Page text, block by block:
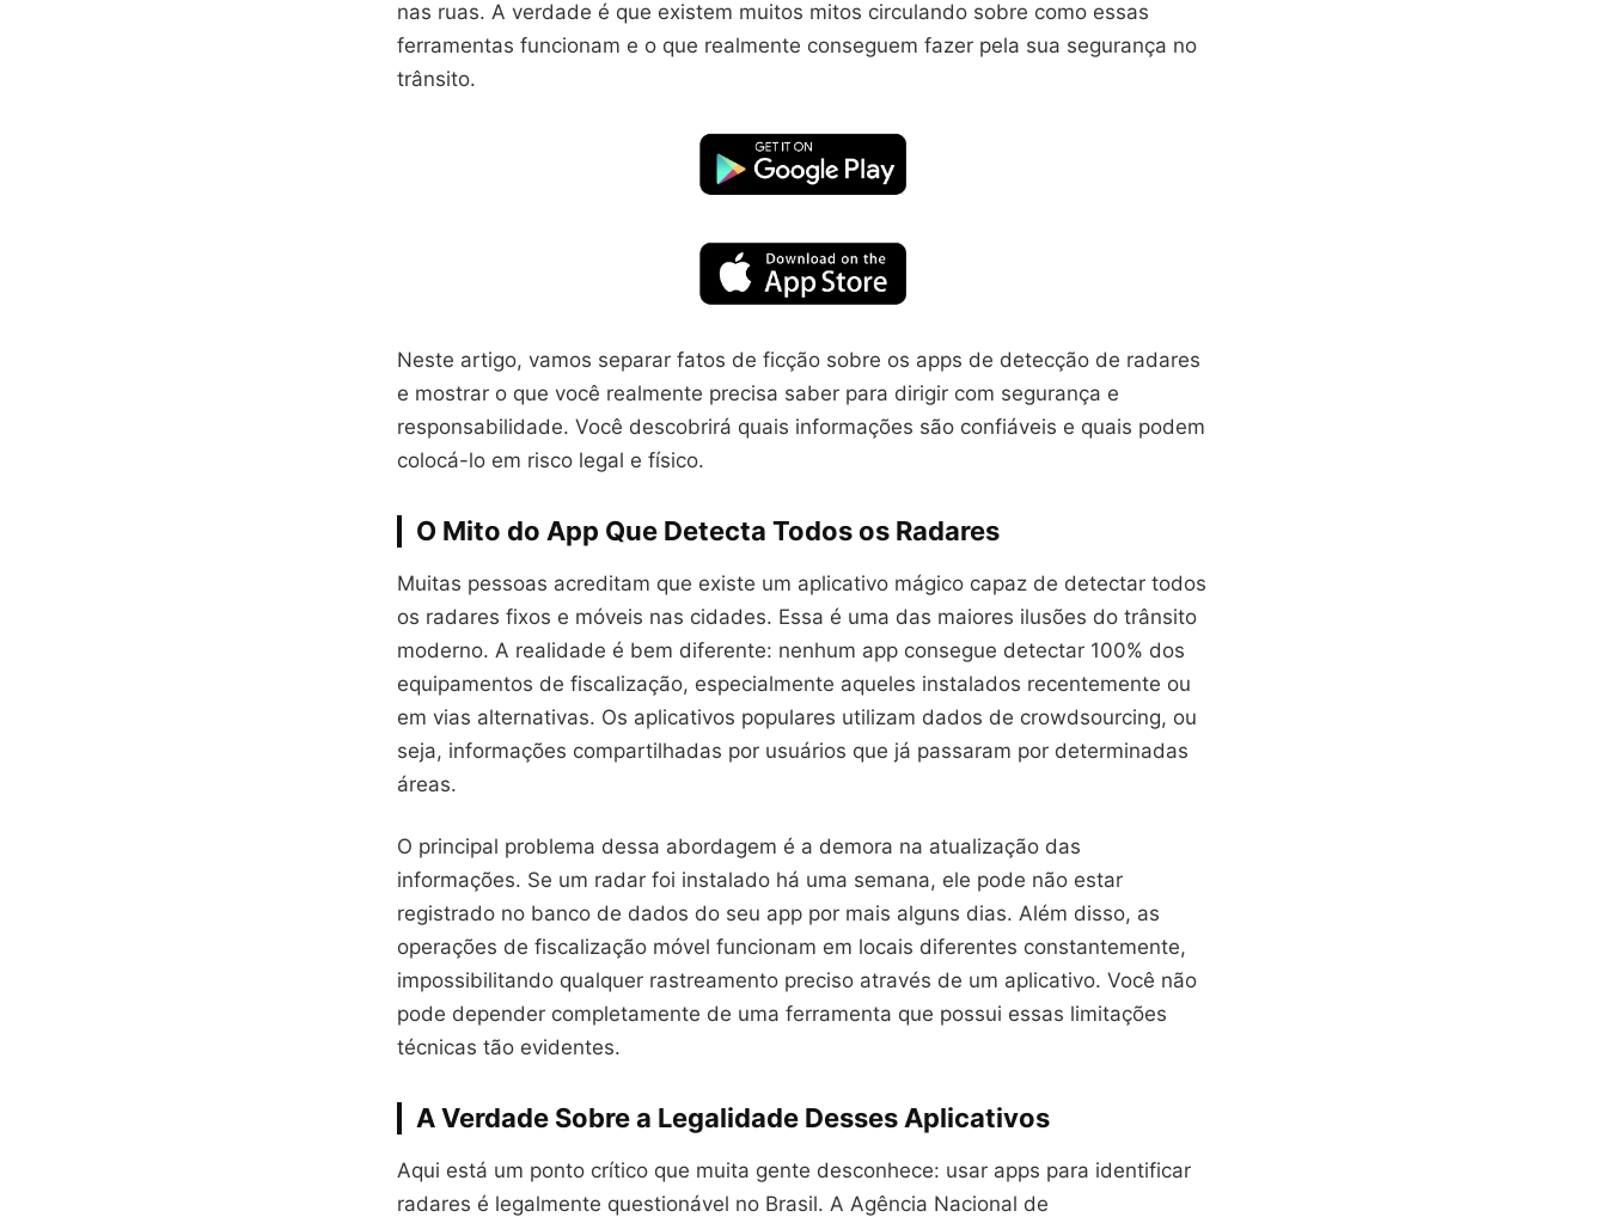
nas ruas. A verdade é que existem muitos mitos circulando sobre como essas
ferramentas funcionam e o que realmente conseguem fazer pela sua segurança no
trânsito.
Neste artigo, vamos separar fatos de ficção sobre os apps de detecção de radares
e mostrar o que você realmente precisa saber para dirigir com segurança e
responsabilidade. Você descobrirá quais informações são confiáveis e quais podem
colocá-lo em risco legal e físico.
O Mito do App Que Detecta Todos os Radares
Muitas pessoas acreditam que existe um aplicativo mágico capaz de detectar todos
os radares fixos e móveis nas cidades. Essa é uma das maiores ilusões do trânsito
moderno. A realidade é bem diferente: nenhum app consegue detectar 100% dos
equipamentos de fiscalização, especialmente aqueles instalados recentemente ou
em vias alternativas. Os aplicativos populares utilizam dados de crowdsourcing, ou
seja, informações compartilhadas por usuários que já passaram por determinadas
áreas.
O principal problema dessa abordagem é a demora na atualização das
informações. Se um radar foi instalado há uma semana, ele pode não estar
registrado no banco de dados do seu app por mais alguns dias. Além disso, as
operações de fiscalização móvel funcionam em locais diferentes constantemente,
impossibilitando qualquer rastreamento preciso através de um aplicativo. Você não
pode depender completamente de uma ferramenta que possui essas limitações
técnicas tão evidentes.
A Verdade Sobre a Legalidade Desses Aplicativos
Aqui está um ponto crítico que muita gente desconhece: usar apps para identificar
radares é legalmente questionável no Brasil. A Agência Nacional de